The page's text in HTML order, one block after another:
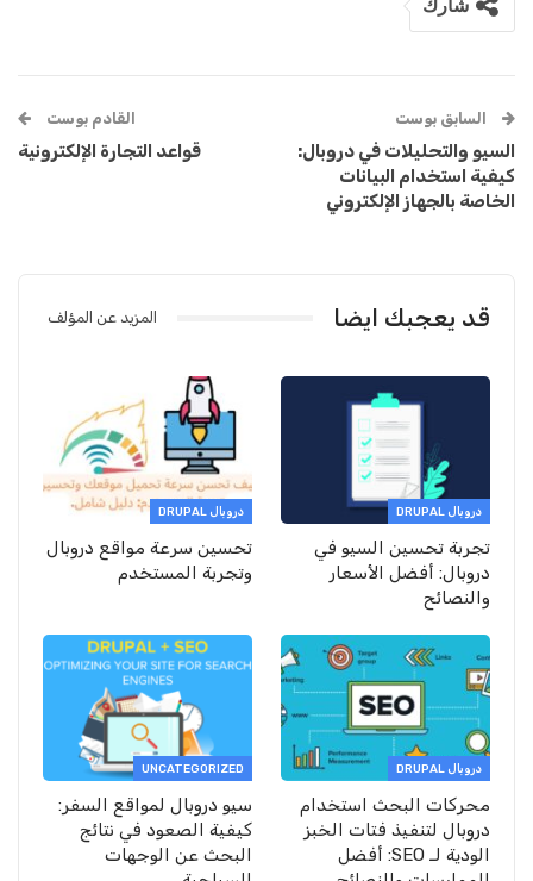
شارك
السابق بوست
السيو والتحليلات في دروبال:
كيفية استخدام البيانات
الخاصة بالجهاز الإلكتروني
القادم بوست
قواعد التجارة الإلكترونية
قد يعجبك ايضا المزيد عن المؤلف
دروبال DRUPAL
تجربة تحسين السيو في
دروبال: أفضل الأسعار
والنصائح
دروبال DRUPAL
تحسين سرعة مواقع دروبال
وتجربة المستخدم
دروبال DRUPAL
محركات البحث استخدام
دروبال لتنفيذ فتات الخبز
الودية لـ SEO: أفضل
UNCATEGORIZED
سيو دروبال لمواقع السفر:
كيفية الصعود في نتائج
البحث عن الوجهات